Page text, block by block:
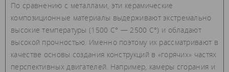
По сравнению с металлами, эти керамические
композиционные материалы выдерживают экстремально
высокие температуры (1500 С° — 2500 С°) и обладают
высокой прочностью. Именно поэтому их рассматривают в
качестве основы создания конструкций в «горячих» частях
перспективных двигателей. Например, камеры сгорания и